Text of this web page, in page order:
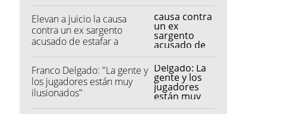
Elevan a juicio la causa
contra un ex sargento
acusado de estafar a
Franco Delgado: "La gente y
los jugadores están muy
ilusionados"